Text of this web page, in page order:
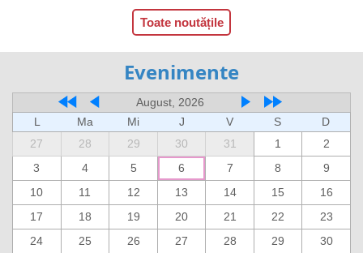
Toate noutățile
Evenimente
August, 2026
L
Ma Mi J V S
D
27
28 29 30 31 1
2
3
4 5 6 7 8
9
10
11 12 13 14 15
16
17
18 19 20 21 22
23
24
25 26 27 28 29
30